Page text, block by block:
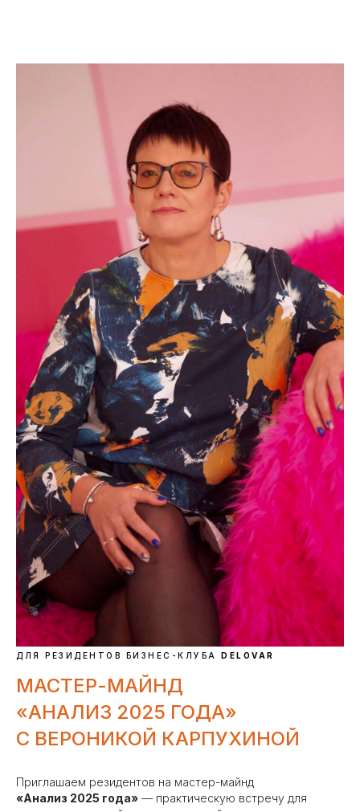
ДЛЯ РЕЗИДЕНТОВ БИЗНЕС-КЛУБА DELOVAR
МАСТЕР-МАЙНД
«АНАЛИЗ 2025 ГОДА»
С ВЕРОНИКОЙ КАРПУХИНОЙ
Приглашаем резидентов на мастер-майнд
«Анализ 2025 года» — практическую встречу для